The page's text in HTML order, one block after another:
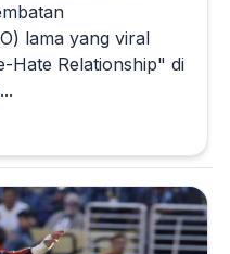
lama yang viral
Hate Relationship" di